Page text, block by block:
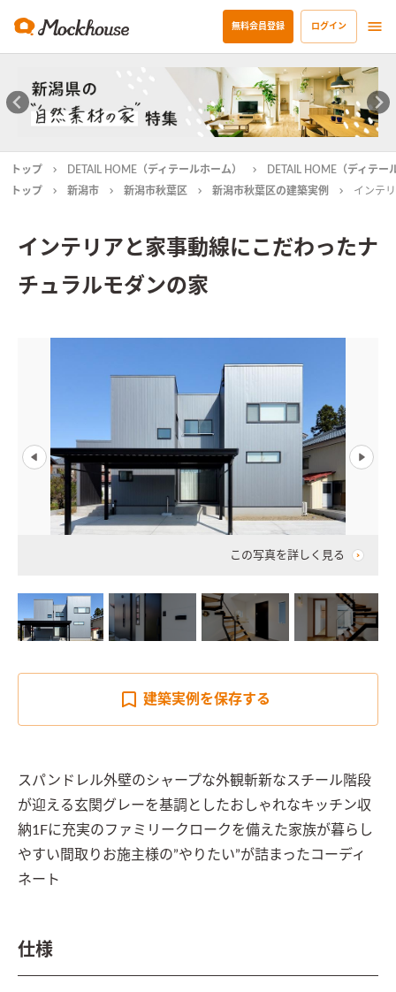
無料会員登録 ログイン
トップ DETAIL HOME（ディテールホーム）
DETAIL HOME（ディテ
トップ
新潟市 新潟市秋葉区 新潟市秋葉区の建築実例 インテ
インテリアと家事動線にこだわったナ
チュラルモダンの家
この写真を詳しく見る
建築実例を保存する
スパンドレル外壁のシャープな外観斬新なスチール階段
が迎える玄関グレーを基調としたおしゃれなキッチン収
納1Fに充実のファミリークロークを備えた家族が暮らし
やすい間取りお施主様の”やりたい”が詰まったコーディ
ネート
仕様